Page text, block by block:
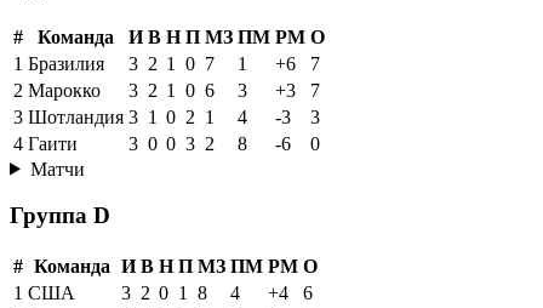
# Команда И В Н П МЗ ПМ РМ О
1 Бразилия 3 2 1 0 7 1 +6
7
2 Марокко 3 2 1 0 6 3 +3
7
3 Шотландия 3 1 0 2 1 4 -3
3
4 Гаити 3 0 0 3 2 8 -6
0
Матчи
Группа D
# Команда И В Н П МЗ ПМ РМ О
1 США 3 2 0 1 8 4 +4
6